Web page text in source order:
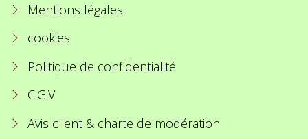
Mentions légales
cookies
Politique de confidentialité
C.G.V
Avis client & charte de modération